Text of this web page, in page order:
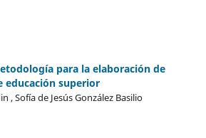
para la elaboración de
educación superior
, Sofía de Jesús González Basilio